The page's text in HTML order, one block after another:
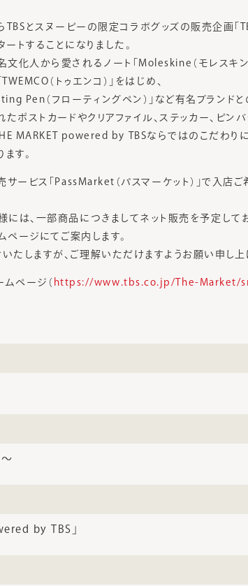
TBSとスヌーピーの限定コラボグッズの販売企画
トすることになりました。
化人から愛されるノート「Moleskine（モレスキン
（トゥエンコ）」をはじめ、
Pen（フローティングペン）」など有名ブランド
たポストカードやクリアファイル、ステッカー、ピン
MARKET powered by TBSならではのこだわり
す。
サービス「PassMarket（パスマーケット）」で入店
は、一部商品につきましてネット販売を予定してお
ページにてご案内します。
たしますが、ご理解いただけますようお願い申し上
ページ（ https://www.tbs.co.jp/The-Market/
by TBS」